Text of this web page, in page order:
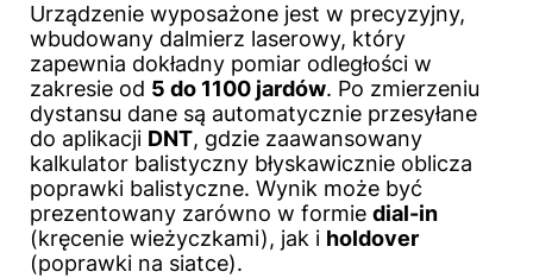
Urządzenie wyposażone jest w precyzyjny,
wbudowany dalmierz laserowy, który
zapewnia dokładny pomiar odległości w
zakresie od 5 do 1100 jardów. Po zmierzeniu
dystansu dane są automatycznie przesyłane
do aplikacji DNT, gdzie zaawansowany
kalkulator balistyczny błyskawicznie oblicza
poprawki balistyczne. Wynik może być
prezentowany zarówno w formie dial-in
(kręcenie wieżyczkami), jak i holdover
(poprawki na siatce).